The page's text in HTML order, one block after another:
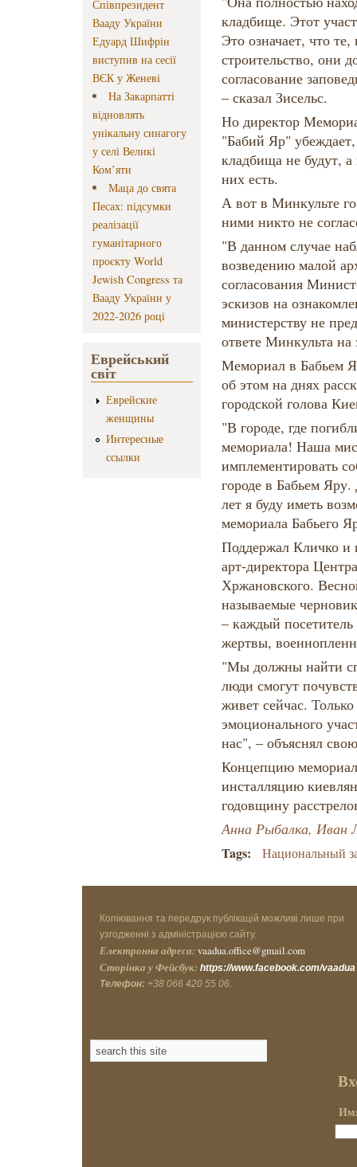
Співпрезидент
Вааду України
Едуард Шифрін
виступив на сесії
ВЄК у Женеві
На Закарпатті
відновлять
унікальну синагогу
у селі Великі
Ком’яти
Маца до свята
Песах: підсумки
реалізації
гуманітарного
проєкту World
Jewish Congress та
Вааду України у
2022-2026 році
Еврейський
світ
Еврейские
женщины
Интересные
ссылки
кладбище. Этот
Это означает, что те,
строительство, они
согласование
– сказал Зисельс.
Но директор
"Бабий Яр"
кладбища не будут,
них есть.
А вот в Минкульте
ними никто не
"В данном случае
возведению малой
согласования
эскизов на
министерству не
ответе Минкульта на
Мемориал в Бабьем
об этом на днях
городской голова
"В городе, где
мемориала! Наша
имплементировать
городе в Бабьем
лет я буду иметь
мемориала Бабьего
Поддержал Кличко и
арт-директора
Хржановского.
называемые
– каждый
жертвы,
"Мы должны найти
люди смогут
живет сейчас.
эмоционального
нас", – объяснял
Концепцию
инсталляцию
годовщину
Анна Рыбалка, Иван
Tags: Национальный
Копіювання та передрук публікацій можливі лише при
узгодженні з адміністрацією сайту.
Електронна адреса: vaadua.office@gmail.com
Сторінка у Фейсбук: https://www.facebook.com/vaadua
Телефон: +38 066 420 55 06.